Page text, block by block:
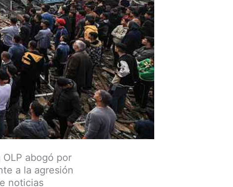
abogó por
a la agresión
noticias